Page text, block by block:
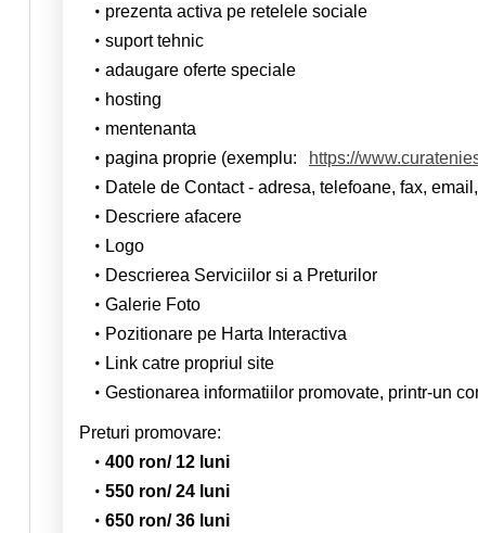
prezenta activa pe retelele sociale
suport tehnic
adaugare oferte speciale
hosting
mentenanta
pagina proprie (exemplu:
https://
Datele de Contact - adresa, telefoane, fax,
Descriere afacere
Logo
Descrierea Serviciilor si a Preturilor
Galerie Foto
Pozitionare pe Harta Interactiva
Link catre propriul site
Gestionarea informatiilor promovate, printr-un
Preturi promovare:
400 ron/ 12 luni
550 ron/ 24 luni
650 ron/ 36 luni